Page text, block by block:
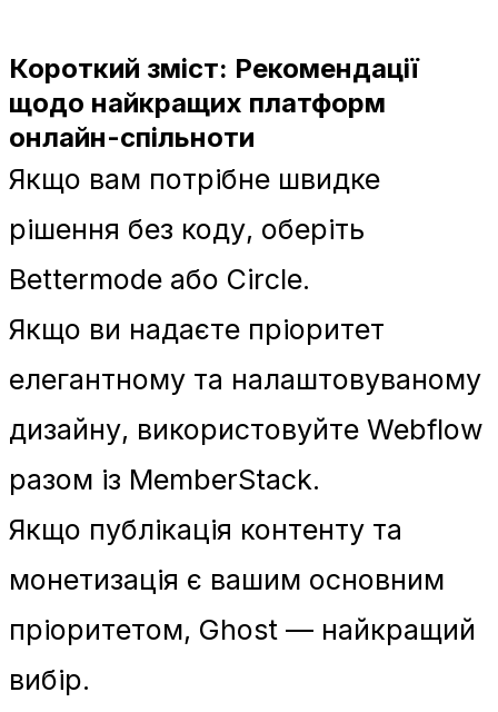
Короткий зміст: Рекомендації
щодо найкращих платформ
онлайн-спільноти
Якщо вам потрібне швидке
рішення без коду, оберіть
Bettermode або Circle.
Якщо ви надаєте пріоритет
елегантному та налаштовуваному
дизайну, використовуйте Webflow
разом із MemberStack.
Якщо публікація контенту та
монетизація є вашим основним
пріоритетом, Ghost — найкращий
вибір.